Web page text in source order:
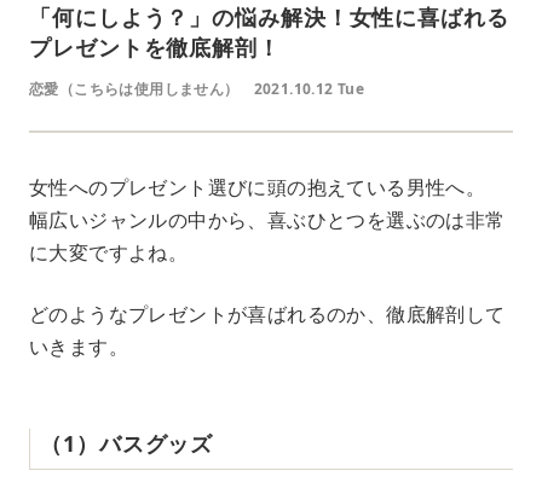
「何にしよう？」の悩み解決！女性に喜ばれる
プレゼントを徹底解剖！
恋愛（こちらは使用しません） 2021.10.12 Tue
女性へのプレゼント選びに頭の抱えている男性へ。
幅広いジャンルの中から、喜ぶひとつを選ぶのは非常
に大変ですよね。
どのようなプレゼントが喜ばれるのか、徹底解剖して
いきます。
（1）バスグッズ